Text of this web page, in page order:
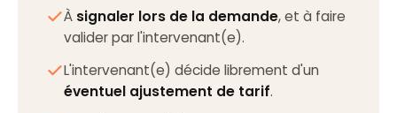
À signaler lors de la demande, et à faire
valider par l'intervenant(e).
L'intervenant(e) décide librement d'un
éventuel ajustement de tarif.